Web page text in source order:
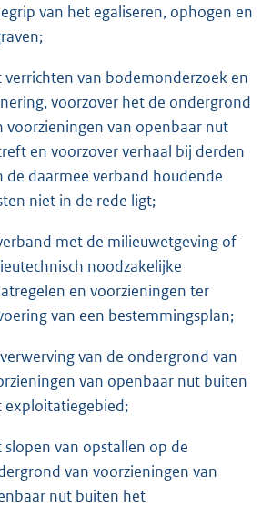
van het egaliseren, ophogen en
verrichten van bodemonderzoek en
voorzover het de ondergrond
voorzieningen van openbaar nut
en voorzover verhaal bij derden
de daarmee verband houdende
niet in de rede ligt;
met de milieuwetgeving of
noodzakelijke
en voorzieningen ter
van een bestemmingsplan;
van de ondergrond van
van openbaar nut buiten
exploitatiegebied;
slopen van opstallen op de
van voorzieningen van
nut buiten het